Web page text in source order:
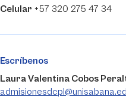
Celular +57 320 275 47 34
Escríbenos
Laura Valentina Cobos